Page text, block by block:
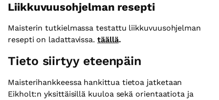
Liikkuvuusohjelman resepti
Maisterin tutkielmassa testattu liikkuvuusohjelman
resepti on ladattavissa. täällä.
Tieto siirtyy eteenpäin
Maisterihankkeessa hankittua tietoa jatketaan
Eikholt:n yksittäisillä kuuloa sekä orientaatiota ja